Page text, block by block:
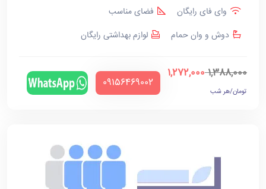
وای فای رایگان
فضای مناسب
دوش و وان حمام
لوازم بهداشتی رایگان
1,388,000
1,272,000
تومان/هر شب
‪09156469002‬